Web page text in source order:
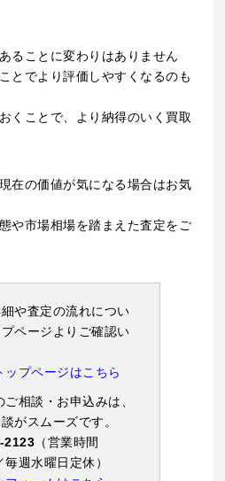
ることに変わりはありません
とでより評価しやすくなるのも
くことで、より納得のいく買取
在の価値が気になる場合はお気
や市場相場を踏まえた査定をご
や査定の流れについ
ページよりご確認い
プページはこちら
相談・お申込みは、
がスムーズです。
2123 （営業時間
週水曜日定休）